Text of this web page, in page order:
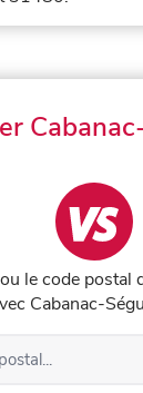
le code postal
Cabanac-